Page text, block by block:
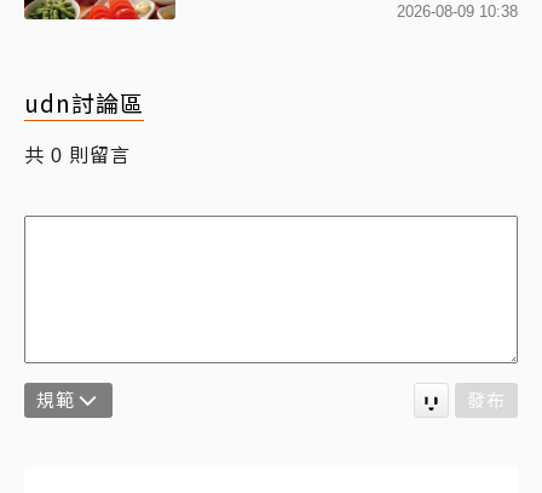
2026-08-09 10:38
udn討論區
共 0 則留言
規範 發布